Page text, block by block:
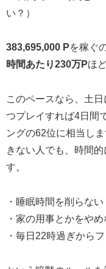
い？）
383,695,000 Pを稼ぐ
時間あたり230万Pほ
このペースなら、土
つプレイすれば4日間
ングの62位に相当し
きない人でも、時間
す。
・睡眠時間を削らない
・家の用事とかをやめ
・毎日22時過ぎから